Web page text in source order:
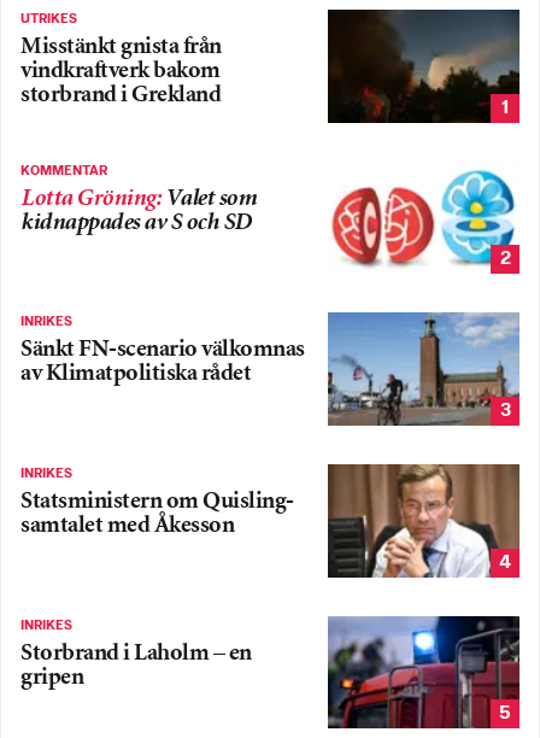
UTRIKES
Misstänkt gnista från
vindkraftverk bakom
storbrand i Grekland
1
KOMMENTAR
Lotta Gröning: Valet som
kidnappades av S och SD
2
INRIKES
Sänkt FN-scenario välkomnas
av Klimatpolitiska rådet
3
INRIKES
Statsministern om Quisling-
samtalet med Åkesson
4
INRIKES
Storbrand i Laholm – en
gripen
5